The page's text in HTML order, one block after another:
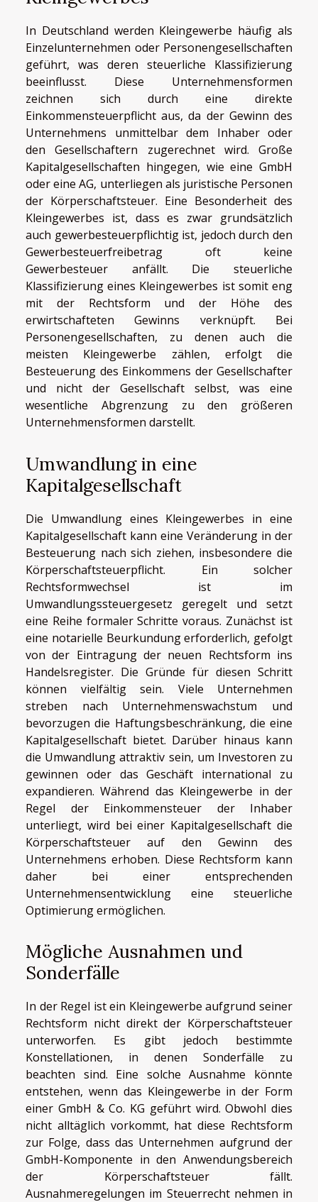
In Deutschland werden Kleingewerbe häufig als
Einzelunternehmen oder Personengesellschaften
geführt, was deren steuerliche Klassifizierung
beeinflusst. Diese Unternehmensformen
zeichnen sich durch eine direkte
Einkommensteuerpflicht aus, da der Gewinn des
Unternehmens unmittelbar dem Inhaber oder
den Gesellschaftern zugerechnet wird. Große
Kapitalgesellschaften hingegen, wie eine GmbH
oder eine AG, unterliegen als juristische Personen
der Körperschaftsteuer. Eine Besonderheit des
Kleingewerbes ist, dass es zwar grundsätzlich
auch gewerbesteuerpflichtig ist, jedoch durch den
Gewerbesteuerfreibetrag oft keine
Gewerbesteuer anfällt. Die steuerliche
Klassifizierung eines Kleingewerbes ist somit eng
mit der Rechtsform und der Höhe des
erwirtschafteten Gewinns verknüpft. Bei
Personengesellschaften, zu denen auch die
meisten Kleingewerbe zählen, erfolgt die
Besteuerung des Einkommens der Gesellschafter
und nicht der Gesellschaft selbst, was eine
wesentliche Abgrenzung zu den größeren
Unternehmensformen darstellt.
Umwandlung in eine
Kapitalgesellschaft
Die Umwandlung eines Kleingewerbes in eine
Kapitalgesellschaft kann eine Veränderung in der
Besteuerung nach sich ziehen, insbesondere die
Körperschaftsteuerpflicht. Ein solcher
Rechtsformwechsel ist im
Umwandlungssteuergesetz geregelt und setzt
eine Reihe formaler Schritte voraus. Zunächst ist
eine notarielle Beurkundung erforderlich, gefolgt
von der Eintragung der neuen Rechtsform ins
Handelsregister. Die Gründe für diesen Schritt
können vielfältig sein. Viele Unternehmen
streben nach Unternehmenswachstum und
bevorzugen die Haftungsbeschränkung, die eine
Kapitalgesellschaft bietet. Darüber hinaus kann
die Umwandlung attraktiv sein, um Investoren zu
gewinnen oder das Geschäft international zu
expandieren. Während das Kleingewerbe in der
Regel der Einkommensteuer der Inhaber
unterliegt, wird bei einer Kapitalgesellschaft die
Körperschaftsteuer auf den Gewinn des
Unternehmens erhoben. Diese Rechtsform kann
daher bei einer entsprechenden
Unternehmensentwicklung eine steuerliche
Optimierung ermöglichen.
Mögliche Ausnahmen und
Sonderfälle
In der Regel ist ein Kleingewerbe aufgrund seiner
Rechtsform nicht direkt der Körperschaftsteuer
unterworfen. Es gibt jedoch bestimmte
Konstellationen, in denen Sonderfälle zu
beachten sind. Eine solche Ausnahme könnte
entstehen, wenn das Kleingewerbe in der Form
einer GmbH & Co. KG geführt wird. Obwohl dies
nicht alltäglich vorkommt, hat diese Rechtsform
zur Folge, dass das Unternehmen aufgrund der
GmbH-Komponente in den Anwendungsbereich
der Körperschaftsteuer fällt.
Ausnahmeregelungen im Steuerrecht nehmen in